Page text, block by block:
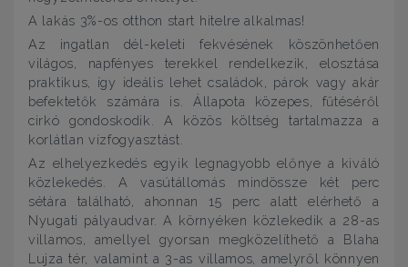
A lakás 3%-os otthon start hitelre alkalmas!
Az ingatlan dél-keleti fekvésének köszönhetően
világos, napfényes terekkel rendelkezik, elosztása
praktikus, így ideális lehet családok, párok vagy akár
befektetők számára is. Állapota közepes, fűtéséről
cirkó gondoskodik. A közös költség tartalmazza a
korlátlan vízfogyasztást.
Az elhelyezkedés egyik legnagyobb előnye a kiváló
közlekedés. A vasútállomás mindössze két perc
sétára található, ahonnan 15 perc alatt elérhető a
Nyugati pályaudvar. A környéken közlekedik a 28-as
villamos, amellyel gyorsan megközelíthető a Blaha
Lujza tér, valamint a 3-as villamos, amelyről könnyen